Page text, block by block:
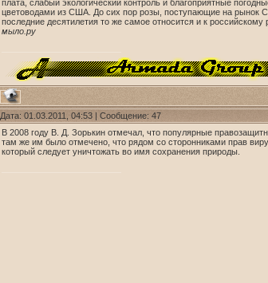
плата, слабый экологический контроль и благоприятные
цветоводами из США. До сих пор розы, поступающие на рынок
последние десятилетия то же самое относится и к российскому
мыло.ру
Дата: 01.03.2011, 04:53 | Сообщение: 47
В 2008 году В. Д. Зорькин отмечал, что популярные
там же им было отмечено, что рядом со сторонниками прав
который следует уничтожать во имя сохранения природы.